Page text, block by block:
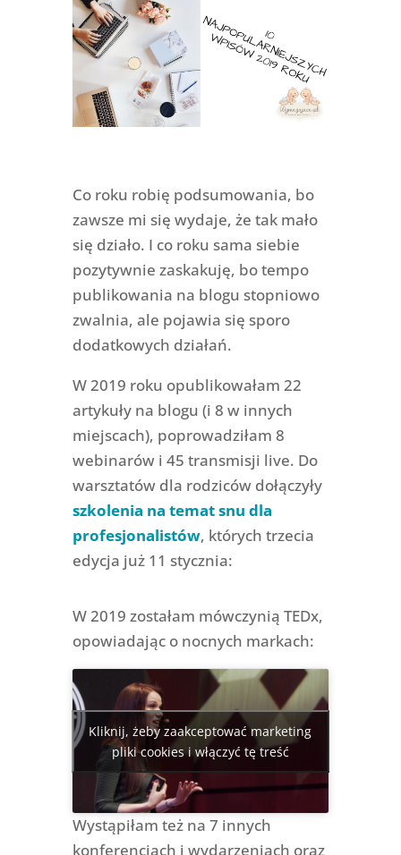
Co roku robię podsumowania, bo
zawsze mi się wydaje, że tak mało
się działo. I co roku sama siebie
pozytywnie zaskakuję, bo tempo
publikowania na blogu stopniowo
zwalnia, ale pojawia się sporo
dodatkowych działań.
W 2019 roku opublikowałam 22
artykuły na blogu (i 8 w innych
miejscach), poprowadziłam 8
webinarów i 45 transmisji live. Do
warsztatów dla rodziców dołączyły
szkolenia na temat snu dla
profesjonalistów, których trzecia
edycja już 11 stycznia:
W 2019 zostałam mówczynią TEDx,
opowiadając o nocnych markach:
Kliknij, żeby zaakceptować marketing
pliki cookies i włączyć tę treść
Wystąpiłam też na 7 innych
konferencjach i wydarzeniach oraz